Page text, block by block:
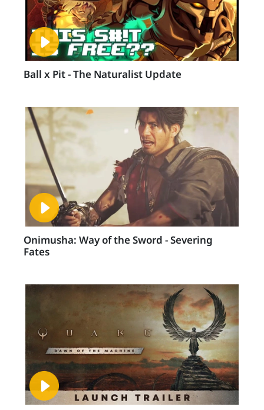
Ball x Pit - The Naturalist Update
Onimusha: Way of the Sword - Severing
Fates